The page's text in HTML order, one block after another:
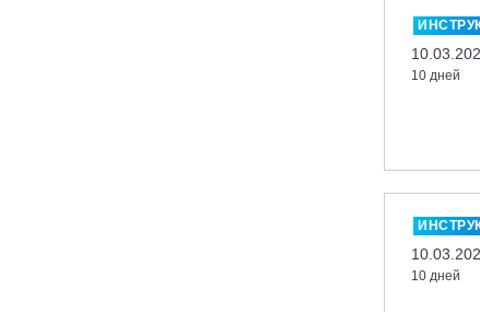
10 дней
10 дней